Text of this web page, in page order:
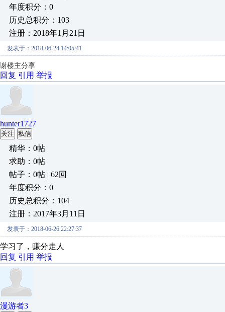
年度积分：0
历史总积分：103
注册：2018年1月21日
发表于：2018-06-24 14:05:41
谢楼主分享
回复 引用 举报
hunter1727
关注 私信
精华：0帖
求助：0帖
帖子：0帖 | 62回
年度积分：0
历史总积分：104
注册：2017年3月11日
发表于：2018-06-26 22:27:37
学习了，赚分走人
回复 引用 举报
漫游者3